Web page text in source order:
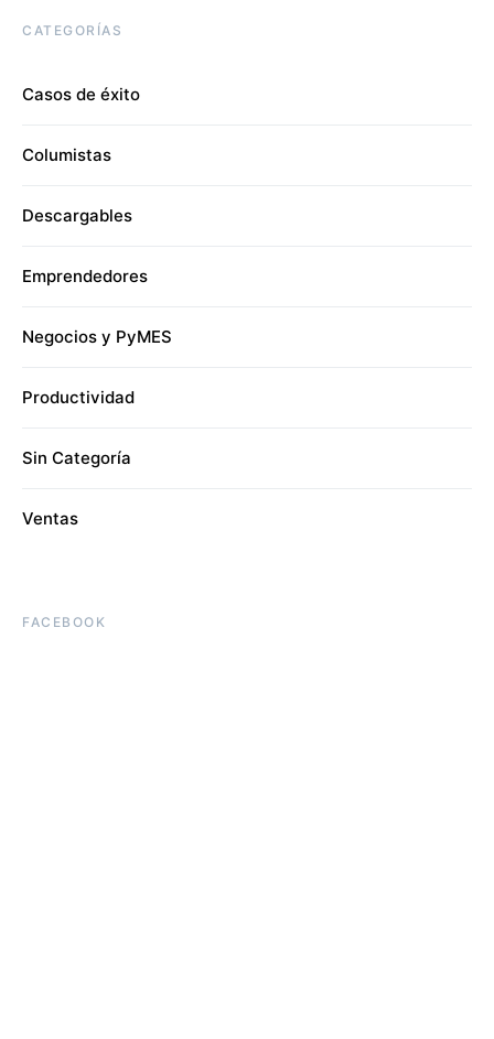
CATEGORÍAS
Casos de éxito
Columistas
Descargables
Emprendedores
Negocios y PyMES
Productividad
Sin Categoría
Ventas
FACEBOOK